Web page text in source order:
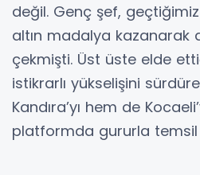
değil. Genç şef, geçtiğimiz
altın madalya kazanarak
çekmişti. Üst üste elde
istikrarlı yükselişini
Kandıra’yı hem de
platformda gururla temsil